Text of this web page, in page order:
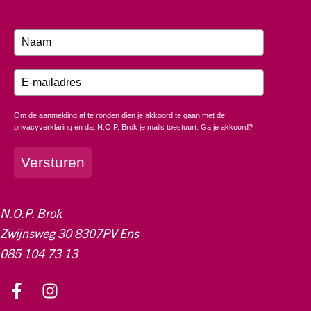
Om de aanmelding af te ronden dien je akkoord te gaan met de
privacyverklaring en dat N.O.P. Brok je mails toestuurt. Ga je akkoord?
Versturen
N.O.P. Brok
Zwijnsweg 30 8307PV Ens
085 104 73 13